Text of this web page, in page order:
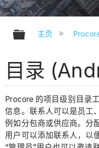
扩展/隐缩全
主页
目录
Procore 的项目级别目录
信息。联系人可以是员工
例如分包商或供应商。分
用户可以添加联系人，以